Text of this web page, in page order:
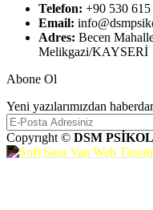
Telefon: +90 530
Email:
Adres: Becen
Melikgazi/KAYSERİ
Abone Ol
Yeni yazılarımızdan
Copyrıght © DSM